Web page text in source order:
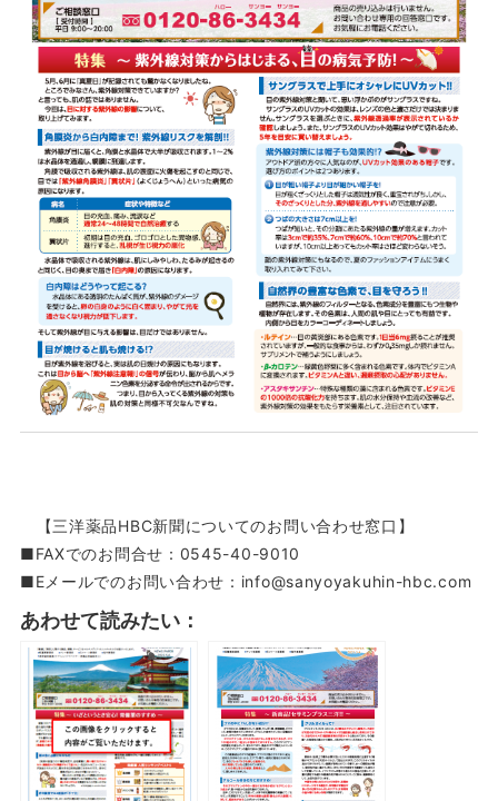
号
の
面
ダ
ウ
ン
ロ
ー
ド
は
こ
ち
ら
【三洋薬品HBC新聞についてのお問い合わせ窓口】
■FAXでのお問合せ ： 0545-40-9010
■Eメールでのお問い合わせ： info@sanyoyakuhin-hbc.com
あわせて読みたい：